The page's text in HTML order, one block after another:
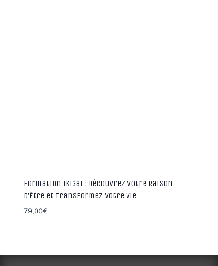
Formation Ikigai : Découvrez Votre Raison
d’Être et Transformez Votre Vie
79,00€